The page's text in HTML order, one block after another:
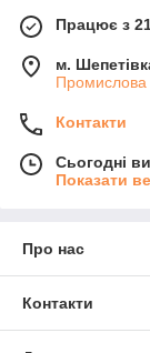
Працює з
м.
Промислова
Контакти
Сьогодні
Показати
Про нас
Контакти